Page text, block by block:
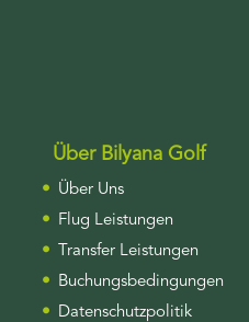
Über Bilyana Golf
Über Uns
Flug Leistungen
Transfer Leistungen
Buchungsbedingungen
Datenschutzpolitik